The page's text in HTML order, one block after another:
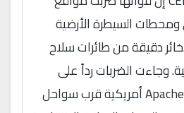
السيطرة الأرضية
دقيقة من طائرات سلاح
وجاءت الضربات رداً على
إسقاط إيران لطوّافة Apache أمريكية قرب سواحل